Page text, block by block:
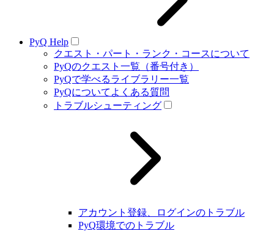
PyQ Help
クエスト・パート・ランク・コースについて
PyQのクエスト一覧（番号付き）
PyQで学べるライブラリー一覧
PyQについてよくある質問
トラブルシューティング
アカウント登録、ログインのトラブル
PyQ環境でのトラブル